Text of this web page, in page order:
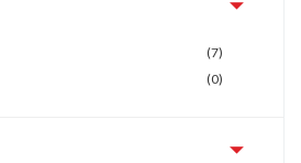
(7)
(0)